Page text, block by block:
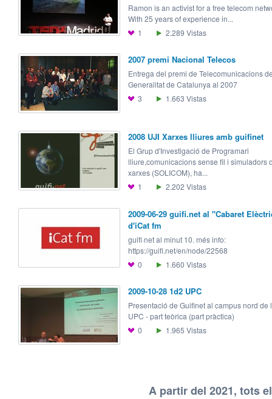
Ramon is an activist for a free telecom
With 25 years of experience in...
1
2.289 Vistas
2007 premi Nacional Telecos
Entrega del premi de Telecomunicacions
Generalitat de Catalunya al 2007
3
1.663 Vistas
2008 UJI Xarxes lliures amb guifinet
El Grup d'Investigació de Programari
lliure,comunicacions sense fil i simuladors
xarxes (SOLICOM), ha...
1
2.202 Vistas
2009-06-29 guifi.net al "Cabaret
d'iCat fm
guifi·net al minut 10. més info:
https://guifi.net/en/node/22568
0
1.660 Vistas
2009-10-28 1d2 UPC
Presentació de Guifinet al campus nord de
UPC - part teòrica (part pràctica)
0
1.965 Vistas
A partir del 2021, tots